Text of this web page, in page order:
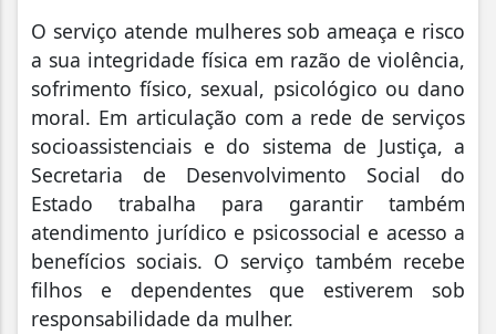
O serviço atende mulheres sob ameaça e risco
a sua integridade física em razão de violência,
sofrimento físico, sexual, psicológico ou dano
moral. Em articulação com a rede de serviços
socioassistenciais e do sistema de Justiça, a
Secretaria de Desenvolvimento Social do
Estado trabalha para garantir também
atendimento jurídico e psicossocial e acesso a
benefícios sociais. O serviço também recebe
filhos e dependentes que estiverem sob
responsabilidade da mulher.